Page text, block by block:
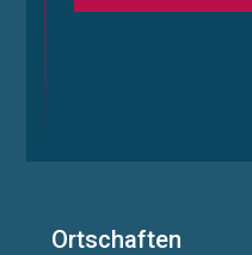
Ortschaften